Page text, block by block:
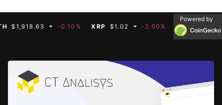
-0.10% XRP $1.02 -2.00% BNB $592.66
Powered by